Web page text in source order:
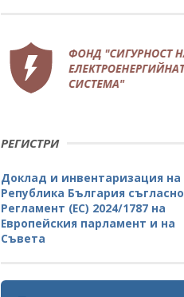
РЕГИСТРИ
Доклад и инвентаризация на
Република България съгласно
Регламент (ЕС) 2024/1787 на
Европейския парламент и на
Съвета